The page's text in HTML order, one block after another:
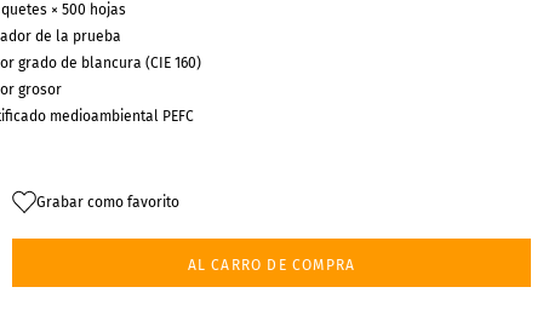
× 500 hojas
de la prueba
grado de blancura (CIE 160)
grosor
medioambiental PEFC
Grabar como favorito
AL CARRO DE COMPRA